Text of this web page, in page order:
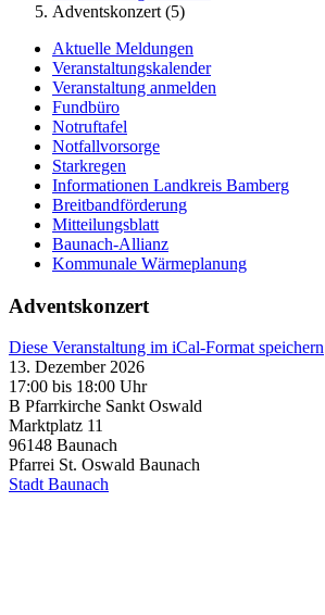
Adventskonzert (5)
Aktuelle Meldungen
Veranstaltungskalender
Veranstaltung anmelden
Fundbüro
Notruftafel
Notfallvorsorge
Starkregen
Informationen Landkreis Bamberg
Breitbandförderung
Mitteilungsblatt
Baunach-Allianz
Kommunale Wärmeplanung
Adventskonzert
Diese Veranstaltung im iCal-Format speichern
13. Dezember 2026
17:00 bis 18:00 Uhr
B Pfarrkirche Sankt Oswald
Marktplatz 11
96148 Baunach
Pfarrei St. Oswald Baunach
Stadt Baunach